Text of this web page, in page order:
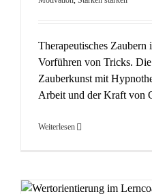
Therapeutisches Zaubern
Vorführen von Tricks.
Zauberkunst mit
Arbeit und der Kraft von
Weiterlesen